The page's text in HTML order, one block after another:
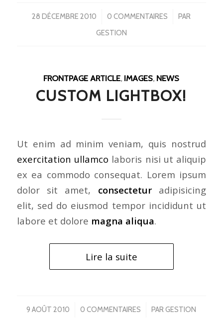
28 DÉCEMBRE 2010
/ 0 COMMENTAIRES
/
PAR
GESTION
FRONTPAGE ARTICLE, IMAGES, NEWS
CUSTOM LIGHTBOX!
Ut enim ad minim veniam, quis nostrud
exercitation ullamco laboris nisi ut aliquip
ex ea commodo consequat. Lorem ipsum
dolor sit amet, consecteturadipisicing
elit, sed do eiusmod tempor incididunt ut
labore et dolore magna aliqua.
Lire la suite
9 AOÛT 2010
/ 0 COMMENTAIRES
/ PARGESTION